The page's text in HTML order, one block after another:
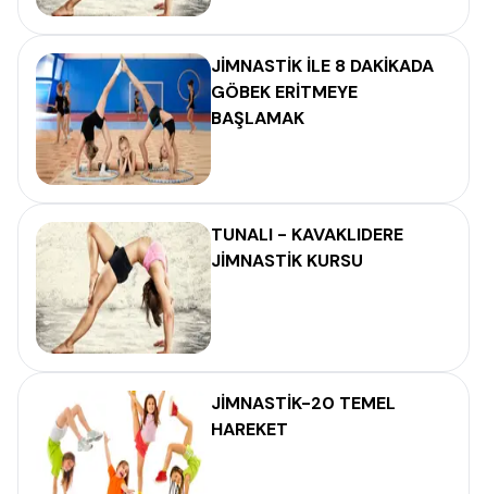
JİMNASTİK İLE 8 DAKİKADA
GÖBEK ERİTMEYE
BAŞLAMAK
TUNALI - KAVAKLIDERE
JİMNASTİK KURSU
JİMNASTİK-20 TEMEL
HAREKET